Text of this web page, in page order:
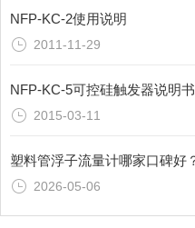
NFP-KC-2使用说明
2011-11-29
NFP-KC-5可控硅触发器说明书
2015-03-11
2026-05-06